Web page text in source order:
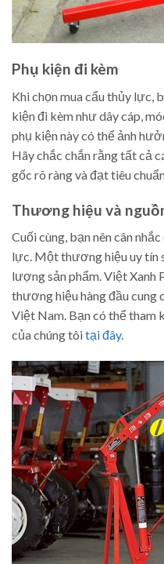
Phụ kiện đi kèm
Khi chọn mua cẩu thủy lực,
kiện đi kèm như dây cáp,
phụ kiện này có thể ảnh
Hãy chắc chắn rằng tất cả
gốc rõ ràng và đạt tiêu
Thương hiệu và
Cuối cùng, bạn nên cân
lực. Một thương hiệu uy tín
lượng sản phẩm. Việt Xanh
thương hiệu hàng đầu
Việt Nam. Bạn có thể tham
của chúng tôitại đây.